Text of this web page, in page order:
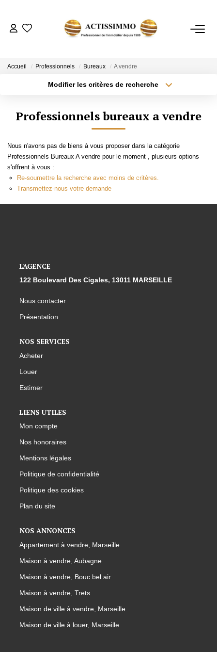
ACHETER
NOTRE AGENCE
CONTACT
Accueil Professionnels Bureaux A vendre
Modifier les critères de recherche
Type de bien
Budget max Plus de critères
Professionnels bureaux a vendre
Nous n'avons pas de biens à vous proposer dans la catégorie
Professionnels Bureaux A vendre pour le moment , plusieurs options
s'offrent à vous :
Re-soumettre la recherche avec moins de critères.
Transmettez-nous votre demande
L'AGENCE
122 Boulevard Des Cigales, 13011 MARSEILLE
Nous contacter
Présentation
NOS SERVICES
Acheter
Louer
Estimer
LIENS UTILES
Mon compte
Nos honoraires
Mentions légales
Politique de confidentialité
Politique des cookies
Plan du site
NOS ANNONCES
Appartement à vendre, Marseille
Maison à vendre, Aubagne
Maison à vendre, Bouc bel air
Maison à vendre, Trets
Maison de ville à vendre, Marseille
Maison de ville à louer, Marseille